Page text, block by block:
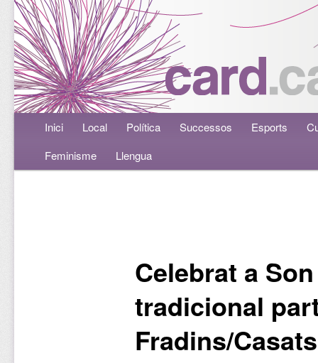
Menú principalAneu al contingut principal
Aneu al contingut secundari
Inici Local Política Successos Esports
Feminisme
Llengua
Celebrat a
tradicional
Fradins/Casats